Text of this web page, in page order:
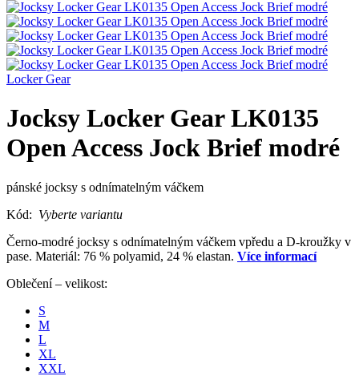
Locker Gear
Jocksy Locker Gear LK0135
Open Access Jock Brief modré
pánské jocksy s odnímatelným váčkem
Kód: Vyberte variantu
Černo-modré jocksy s odnímatelným váčkem vpředu a D-kroužky v
pase. Materiál: 76 % polyamid, 24 % elastan. Více informací
Oblečení – velikost:
S
M
L
XL
XXL